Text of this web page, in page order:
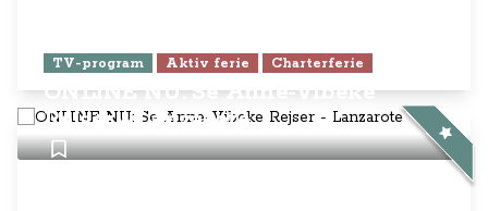
TV-program Aktiv ferie Charterferie
ONLINE NU: Se Anne-Vibeke
Rejser - Lanzarote